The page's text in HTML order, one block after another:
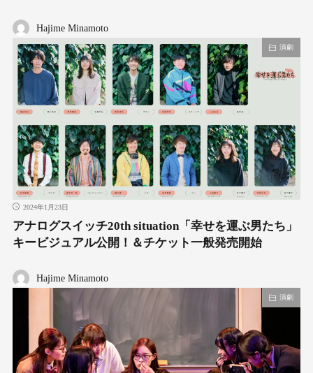
Hajime Minamoto
演劇
2024年1月23日
アナログスイッチ20th situation「幸せを運ぶ男たち」
キービジュアル公開！＆チケット一般発売開始
Hajime Minamoto
演劇